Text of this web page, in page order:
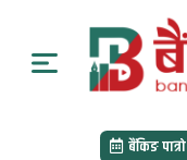
बैंकिङ पात्रो